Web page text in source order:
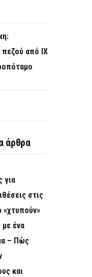
από ΙΧ
άρθρα
για
στις
«χτυπούν»
ένα
– Πώς
και